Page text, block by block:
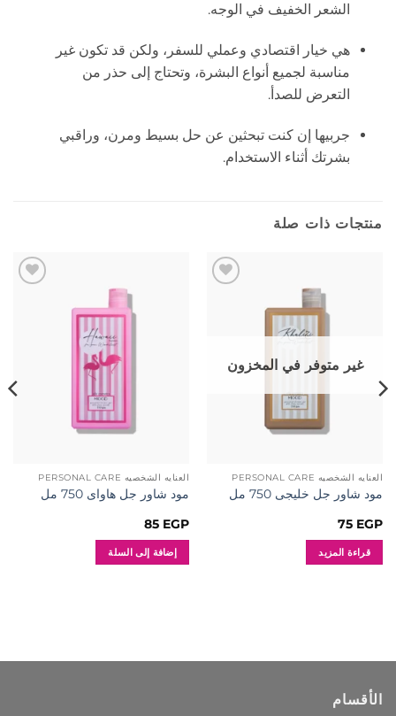
الشعر الخفيف في الوجه.
هي خيار اقتصادي وعملي للسفر، ولكن قد تكون غير
مناسبة لجميع أنواع البشرة، وتحتاج إلى حذر من
التعرض للصدأ.
جربيها إن كنت تبحثين عن حل بسيط ومرن، وراقبي
بشرتك أثناء الاستخدام.
منتجات ذات صلة
غير متوفر في المخزون
العنايه الشخصيه PERSONAL CARE
مود شاور جل خليجى 750 مل
75 EGP
قراءة المزيد
العنايه الشخصيه PERSONAL CARE
مود شاور جل هاواى 750 مل
85 EGP
إضافة إلى السلة
الأقسام